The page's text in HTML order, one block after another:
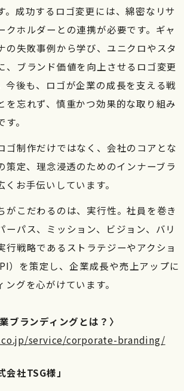
。成功するロゴ変更には、綿密なリサ
クホルダーとの連携が必要です。ギャ
の失敗事例から学び、ユニクロやスタ
、ブランド価値を向上させるロゴ変更
今後も、ロゴが企業の成長を支える戦
を忘れず、慎重かつ効果的な取り組み
。
ゴ制作だけではなく、会社のコアとな
策定、理念浸透のためのインナーブラ
お手伝いしています。
がこだわるのは、実行性。社員を巻き
ーパス、ミッション、ビジョン、バリ
行戦略であるストラテジーやアクショ
）を策定し、企業成長や売上アップに
グを心がけています。
ブランディングとは？〉
service/corporate-branding/
会社TSG様」